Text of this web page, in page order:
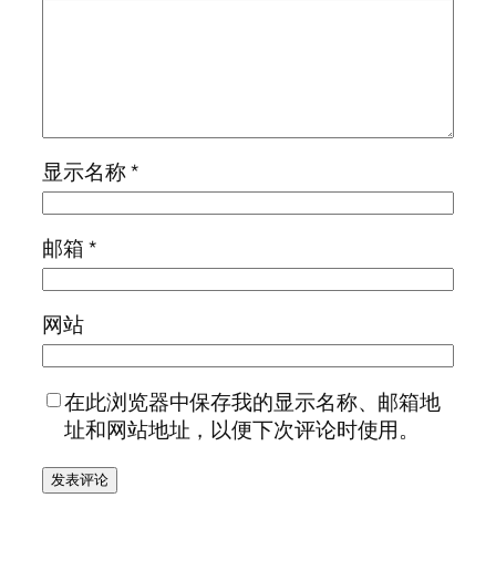
显示名称*
邮箱*
网站
在此浏览器中保存我的显示名称、邮箱地
址和网站地址，以便下次评论时使用。